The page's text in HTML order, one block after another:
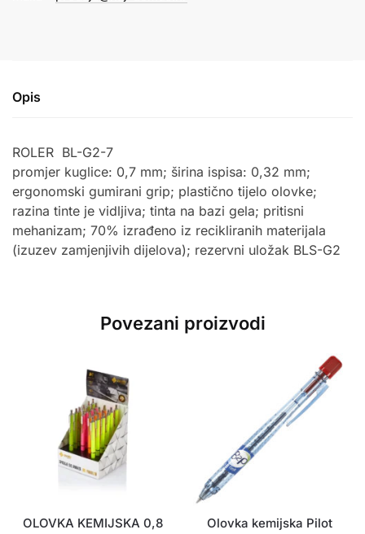
količina
Opis
ROLER BL-G2-7
promjer kuglice: 0,7 mm; širina ispisa: 0,32 mm;
ergonomski gumirani grip; plastično tijelo olovke;
razina tinte je vidljiva; tinta na bazi gela; pritisni
mehanizam; 70% izrađeno iz recikliranih materijala
(izuzev zamjenjivih dijelova); rezervni uložak BLS-G2
Povezani proizvodi
OLOVKA KEMIJSKA 0,8
Olovka kemijska Pilot